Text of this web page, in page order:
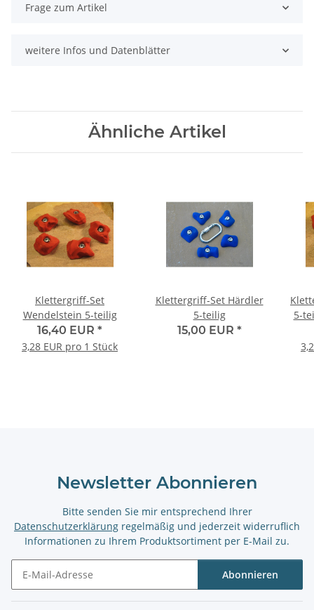
Frage zum Artikel
weitere Infos und Datenblätter
Ähnliche Artikel
Klettergriff-Set
Wendelstein 5-teilig
16,40 EUR *
3,28 EUR pro 1 Stück
Klettergriff-Set Härdler
5-teilig
15,00 EUR *
5-
Newsletter Abonnieren
Bitte senden Sie mir entsprechend Ihrer
Datenschutzerklärung regelmäßig und jederzeit widerruflich
Informationen zu Ihrem Produktsortiment per E-Mail zu.
Abonnieren